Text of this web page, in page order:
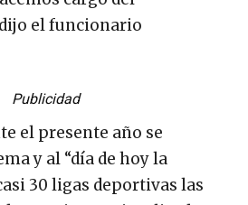
el funcionario
Publicidad
el presente año se
y al “día de hoy la
30 ligas deportivas las